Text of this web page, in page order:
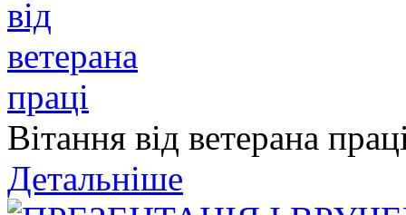
Вітання від ветерана
Детальніше